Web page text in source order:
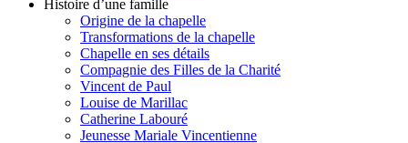
Histoire d’une famille
Origine de la chapelle
Transformations de la chapelle
Chapelle en ses détails
Compagnie des Filles de la Charité
Vincent de Paul
Louise de Marillac
Catherine Labouré
Jeunesse Mariale Vincentienne